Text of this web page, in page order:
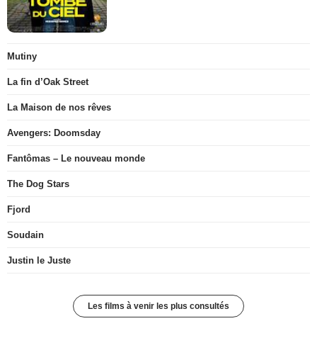
Mutiny
La fin d’Oak Street
La Maison de nos rêves
Avengers: Doomsday
Fantômas – Le nouveau monde
The Dog Stars
Fjord
Soudain
Justin le Juste
Les films à venir les plus consultés